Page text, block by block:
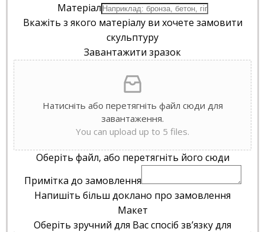
Матеріал
Вкажіть з якого матеріалу ви хочете замовити
скульптуру
Завантажити зразок
Натисніть або перетягніть файл сюди для
завантаження.
You can upload up to 5 files.
Оберіть файл, або перетягніть його сюди
Примітка до замовлення
Напишіть більш доклано про замовлення
Макет
Оберіть зручний для Вас спосіб зв’язку для